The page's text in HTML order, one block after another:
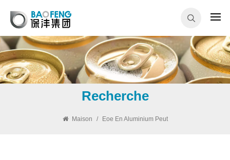
Recherche
Maison / Eoe En Aluminium Peut